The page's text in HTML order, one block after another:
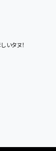
いタヌ！